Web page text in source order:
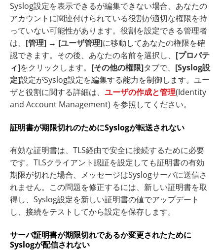
Syslog設定を表示できるが編集できない場合、あなたの
アカウントに関連付けられている役割が適切な権限を持
っていない可能性があります。役割を設定できる管理者
は、 [管理] → [ユーザ管理]に移動してあなたの権限を確
認できます。その後、あなたの名前を選択し、 [プロパテ
ィ]をクリックします。 [その他の権限]タブで、 [Syslog設
定]設定がSyslog設定を編集する能力を制御します。ユー
ザと役割に関する詳細は、 ユーザの作成と管理(Identity
and Account Management) を参照してください。
証明書が期限切れのためにSyslogが転送されない
有効な証明書は、TLS経由で安全に接続するために必要
です。TLSクライアント認証を設定しても証明書の有効
期限が切れた場合、メッセージはSyslogサーバに送信さ
れません。この問題を修正するには、新しい証明書を取
得し、Syslog設定を新しい証明書の値でアップデート
し、接続をテストしてから設定を保存します。
サーバ証明書が期限切れであるか変更されたために
Syslogが配信されない